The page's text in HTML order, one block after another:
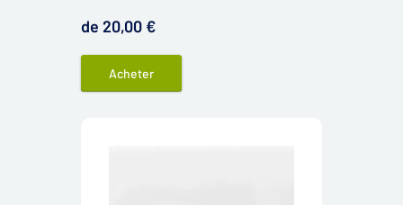
de 20,00 €
Acheter